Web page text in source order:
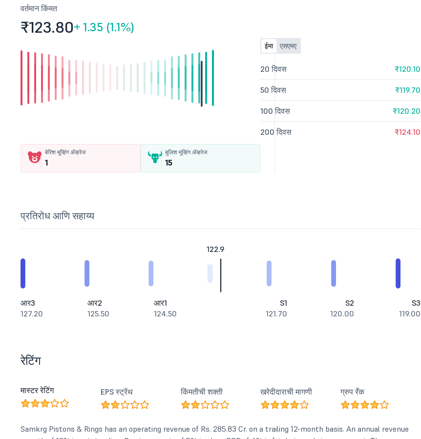
वर्तमान किंमत
₹123.80+ 1.35 (1.1%)
बेरिश मूव्हिंग ॲव्हरेज
1
बुलिश मूव्हिंग ॲव्हरेज
15
ईमा एसएमए
20 दिवस ₹120.10
50 दिवस ₹119.70
100 दिवस ₹120.20
200 दिवस ₹124.10
प्रतिरोध आणि सहाय्य
122.9
आर3
127.20
आर2
125.50
आर1
124.50
S1
121.70
S2
120.00
S3
119.00
रेटिंग
मास्टर रेटिंग EPS स्ट्रेंथ किंमतीची शक्ती खरेदीदाराची मागणी ग्रुप रँक
Samkrg Pistons & Rings has an operating revenue of Rs. 285.83 Cr. on a trailing 12-month basis. An annual revenue